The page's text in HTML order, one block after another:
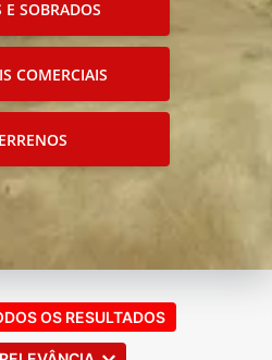
E SOBRADOS
COMERCIAIS
OS RESULTADOS